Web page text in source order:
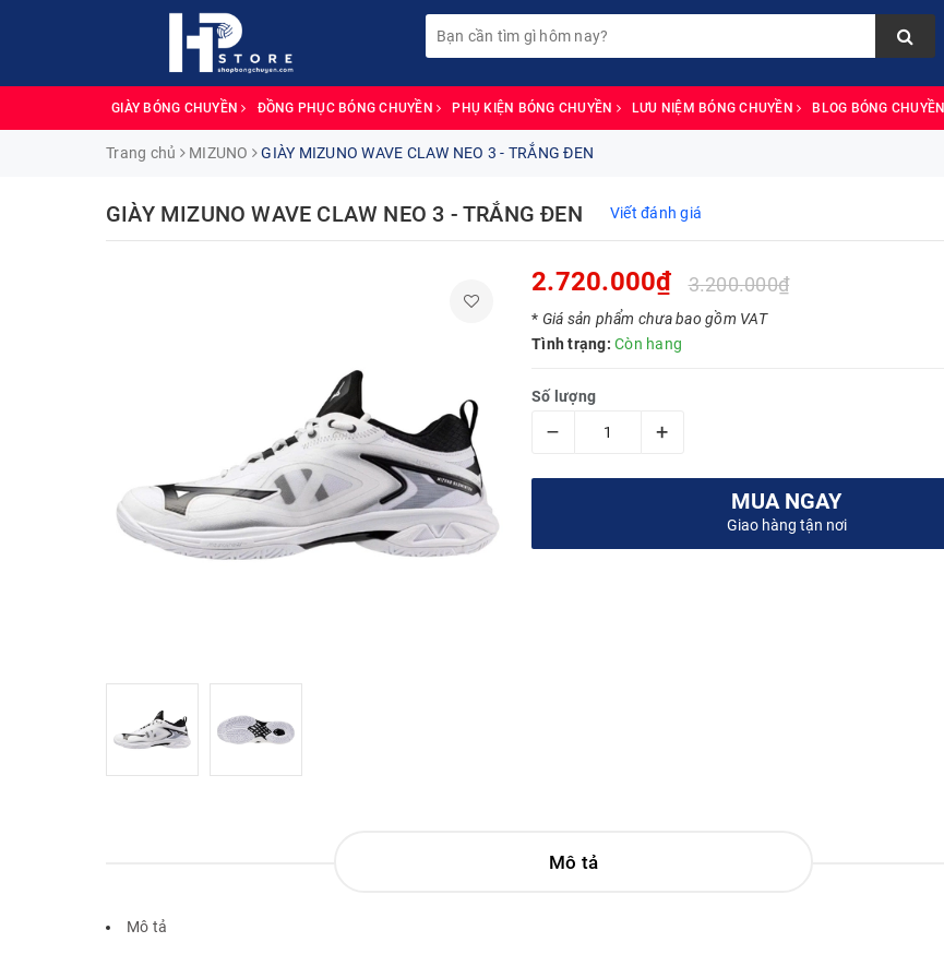
GIÀY BÓNG CHUYỀN ĐỒNG PHỤC BÓNG CHUYỀN PHỤ KIỆN BÓNG CHUYỀN LƯU NIỆM BÓNG CHUYỀN BLOG BÓNG CHUYỀN
Trang chủ MIZUNO GIÀY MIZUNO WAVE CLAW NEO 3 - TRẮNG ĐEN
GIÀY MIZUNO WAVE CLAW NEO 3 - TRẮNG ĐEN Viết đánh giá
2.720.000₫ 3.200.000₫
* Giá sản phẩm chưa bao gồm VAT
Tình trạng: Còn hang
Số lượng
– +
MUA NGAY
Giao hàng tận nơi
Mô tả
Mô tả